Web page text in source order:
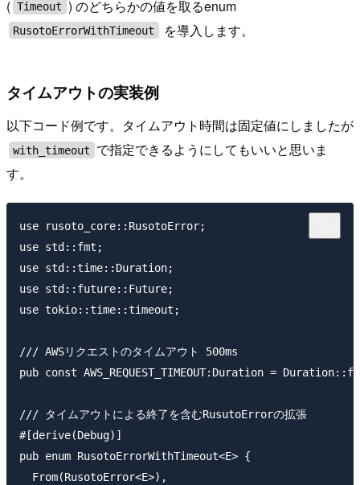
( Timeout ) のどちらかの値を取るenum
RusotoErrorWithTimeout を導入します。
タイムアウトの実装例
以下コード例です。タイムアウト時間は固定値にしましたが
with_timeout
で指定できるようにしてもいいと思いま
す。
use rusoto_core::RusotoError;
use std::fmt;
use std::time::Duration;
use std::future::Future;
use tokio::time::timeout;
/// AWSリクエストのタイムアウト 500ms
pub const AWS_REQUEST_TIMEOUT:Duration =
/// タイムアウトによる終了を含むRusutoErrorの拡張
#[derive(Debug)]
pub enum RusotoErrorWithTimeout<E> {
  From(RusotoError<E>),